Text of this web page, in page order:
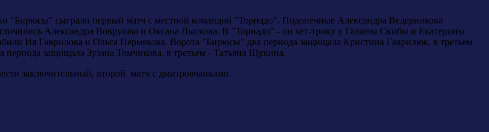
"Бирюсы" сыграли первый матч с местной командой "Торнадо". Подопечные Александра Ведерникова
Александра Воврушко и Оксана Лыскова. В "Торнадо" - по хет-трику у Галины Скибы и Екатерины
Ия Гаврилова и Ольга Пермякова. Ворота "Бирюсы" два периода защищала Кристина Гаврилюк, в третьем
защищала Зузана Томчикова, в третьем - Татьяна Щукина.
заключительный, второй матч с дмитровчанками.